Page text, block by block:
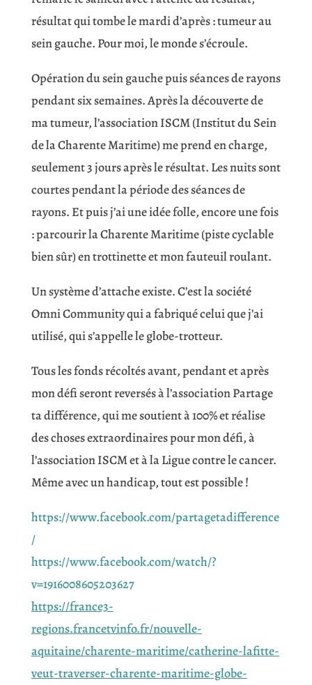
résultat qui tombe le mardi d’après : tumeur au
sein gauche. Pour moi, le monde s’écroule.
Opération du sein gauche puis séances de rayons
pendant six semaines. Après la découverte de
ma tumeur, l’association ISCM (Institut du Sein
de la Charente Maritime) me prend en charge,
seulement 3 jours après le résultat. Les nuits sont
courtes pendant la période des séances de
rayons. Et puis j’ai une idée folle, encore une fois
: parcourir la Charente Maritime (piste cyclable
bien sûr) en trottinette et mon fauteuil roulant.
Un système d’attache existe. C’est la société
Omni Community qui a fabriqué celui que j’ai
utilisé, qui s’appelle le globe-trotteur.
Tous les fonds récoltés avant, pendant et après
mon défi seront reversés à l’association Partage
ta différence, qui me soutient à 100% et réalise
des choses extraordinaires pour mon défi, à
l’association ISCM et à la Ligue contre le cancer.
Même avec un handicap, tout est possible !
https://www.facebook.com/partagetadifference
/
https://www.facebook.com/watch/?
v=1916008605203627
https://france3-
regions.francetvinfo.fr/nouvelle-
aquitaine/charente-maritime/catherine-lafitte-
veut-traverser-charente-maritime-globe-